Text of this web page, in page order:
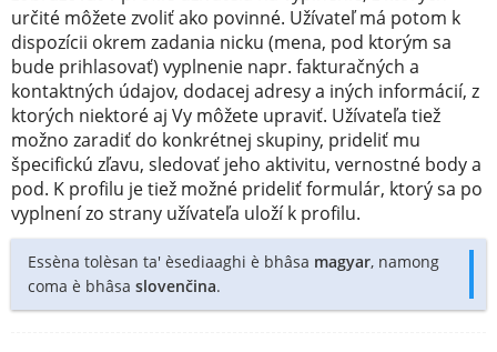
určité môžete zvoliť ako povinné. Užívateľ má potom k
dispozícii okrem zadania nicku (mena, pod ktorým sa
bude prihlasovať) vyplnenie napr. fakturačných a
kontaktných údajov, dodacej adresy a iných informácií, z
ktorých niektoré aj Vy môžete upraviť. Užívateľa tiež
možno zaradiť do konkrétnej skupiny, prideliť mu
špecifickú zľavu, sledovať jeho aktivitu, vernostné body a
pod. K profilu je tiež možné prideliť formulár, ktorý sa po
vyplnení zo strany užívateľa uloží k profilu.
Essèna tolèsan ta' èsediaaghi è bhâsa magyar, namong
coma è bhâsa slovenčina.